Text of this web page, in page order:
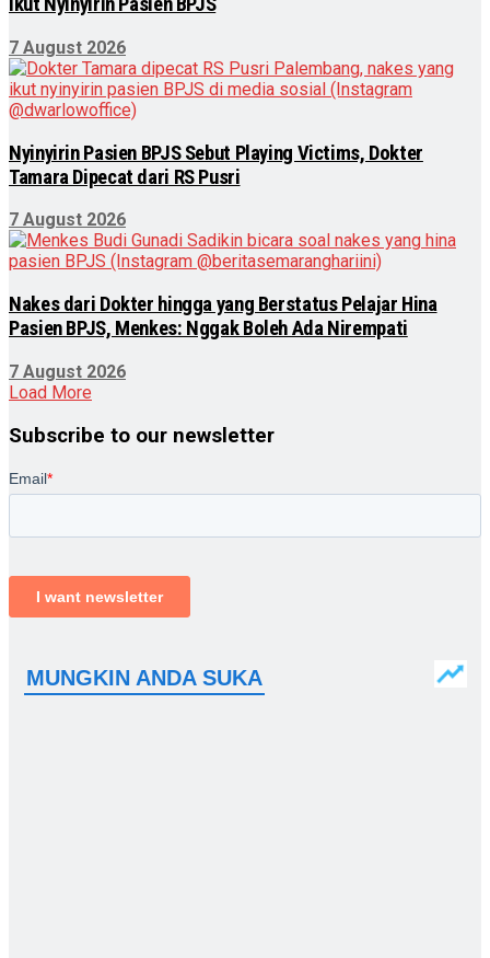
7 August 2026
Nyinyirin Pasien BPJS Sebut Playing Victims, Dokter
Tamara Dipecat dari RS Pusri
7 August 2026
Nakes dari Dokter hingga yang Berstatus Pelajar Hina
Pasien BPJS, Menkes: Nggak Boleh Ada Nirempati
7 August 2026
Load More
Subscribe to our newsletter